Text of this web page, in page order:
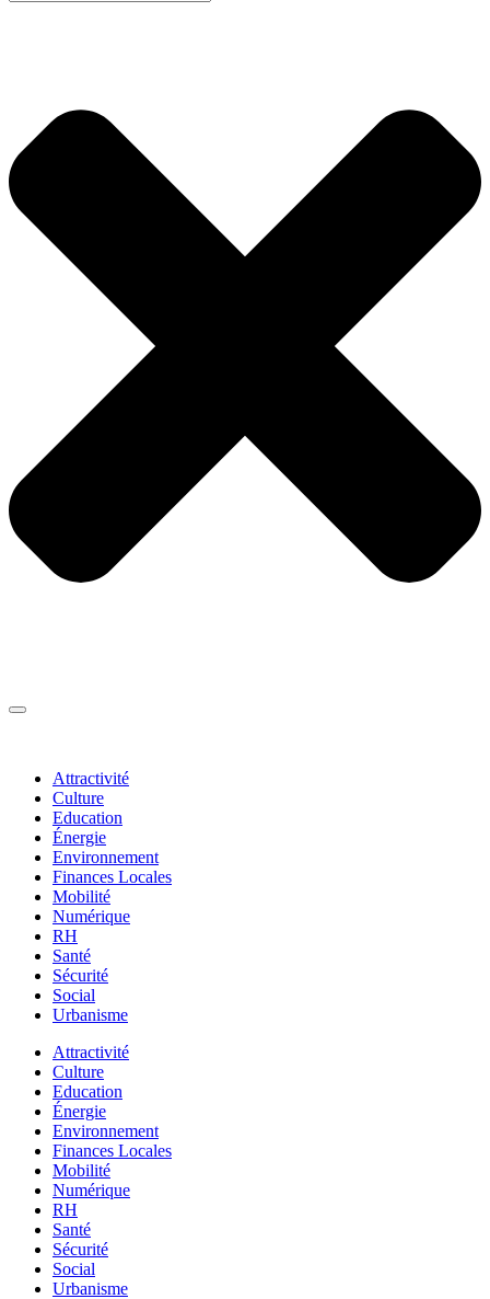
Attractivité
Culture
Education
Énergie
Environnement
Finances Locales
Mobilité
Numérique
RH
Santé
Sécurité
Social
Urbanisme
Attractivité
Culture
Education
Énergie
Environnement
Finances Locales
Mobilité
Numérique
RH
Santé
Sécurité
Social
Urbanisme